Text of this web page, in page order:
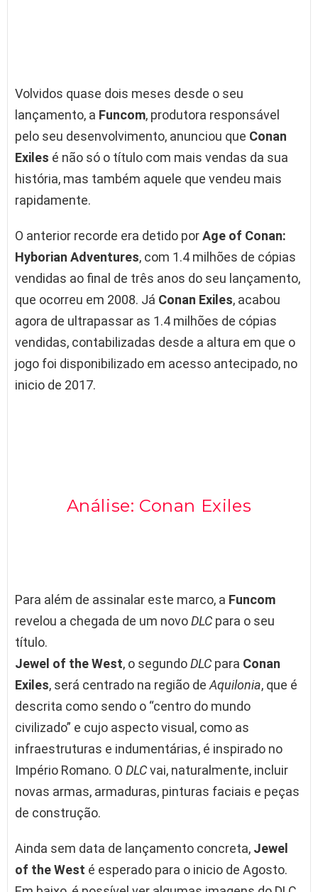
Volvidos quase dois meses desde o seu
lançamento, a Funcom, produtora responsável
pelo seu desenvolvimento, anunciou que Conan
Exiles é não só o título com mais vendas da sua
história, mas também aquele que vendeu mais
rapidamente.
O anterior recorde era detido porAge of Conan:
Hyborian Adventures, com 1.4 milhões de cópias
vendidas ao final de três anos do seu lançamento,
que ocorreu em 2008. Já Conan Exiles, acabou
agora de ultrapassar as 1.4 milhões de cópias
vendidas, contabilizadas desde a altura em que o
jogo foi disponibilizado em acesso antecipado, no
inicio de 2017.
Análise: Conan Exiles
Para além de assinalar este marco, a Funcom
revelou a chegada de um novoDLC para o seu
título.
Jewel of the West, o segundoDLC para Conan
Exiles, será centrado na região deAquilonia, que é
descrita como sendo o “centro do mundo
civilizado” e cujo aspecto visual, como as
infraestruturas e indumentárias, é inspirado no
Império Romano. O DLCvai, naturalmente, incluir
novas armas, armaduras, pinturas faciais e peças
de construção.
Ainda sem data de lançamento concreta, Jewel
of the West é esperado para o inicio de Agosto.